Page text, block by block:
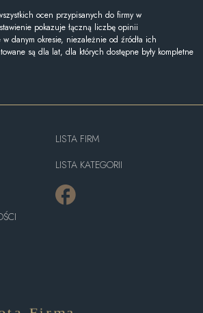
ocen przypisanych do firmy w
pokazuje łączną liczbę opinii
danym okresie, niezależnie od źródła ich
są dla lat, dla których dostępne były kompletne
LISTA FIRM
LISTA KATEGORII